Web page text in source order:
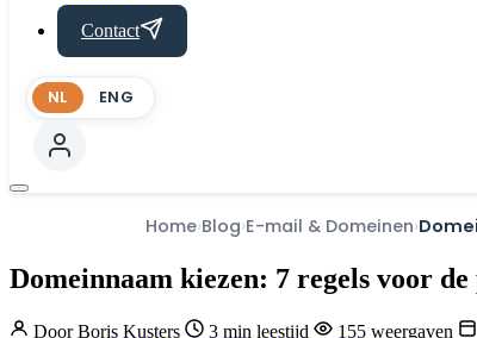
Contact
NL ENG
Home Blog E-mail & Domeinen
Domeinnaam kiezen: 7 regels voor
DoorBoris Kusters 3 min leestijd 155 weergaven